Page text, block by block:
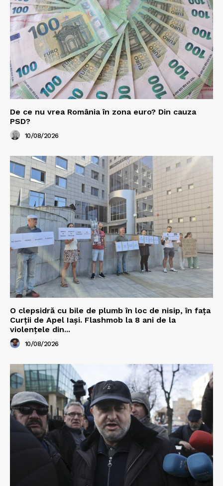
De ce nu vrea România în zona euro? Din cauza
PSD?
10/08/2026
O clepsidră cu bile de plumb în loc de nisip, în fața
Curții de Apel Iași. Flashmob la 8 ani de la
violențele din...
10/08/2026